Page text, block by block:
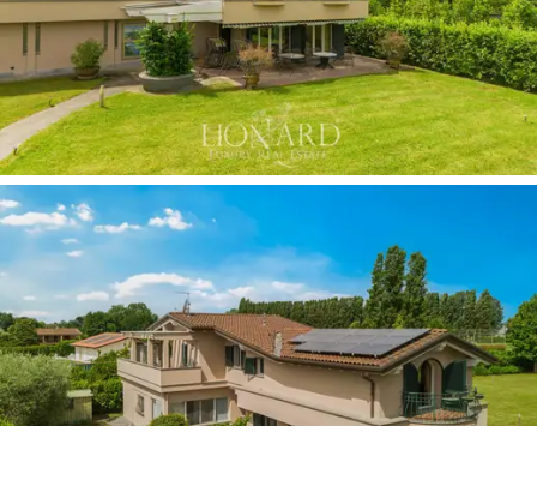
keitaan, joka takaa täydellisen yksityisyyden.
Majesteettinen 3 000 neliömetrin puisto, jota
hoidetaan huolellisesti nurmikkona ja jota rikastetaan
koristekasveilla ja vuosisatoja vanhoilla puilla, paljastaa
tilavia varjoalueita, jotka on suunniteltu hyvinvointiin ja
rentoutumiseen ulkoilmassa. Ulkoalueen arvovaltaa
lisäävät entisestään jo kuluvalle vuodelle myönnetyt
rakennusluvatsuuren uima-altaan rakentamiseen,
joka sijaitsee strategisesti auringonvaloisimmalla
paikalla. Yhteys ulkoilmaan täydentyy yläkerranupeilla
aurinkoterasseilla, joissa on terrakottalaatat ja
ajanmukaiset takorautakaiteet. Ne tarjoavat